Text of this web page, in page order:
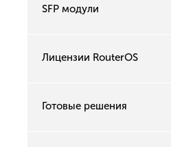
SFP модули
Лицензии RouterOS
Готовые решения